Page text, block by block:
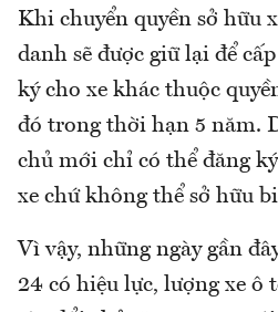
Khi chuyển quyền sở hữu
danh sẽ được giữ lại để
ký cho xe khác thuộc
đó trong thời hạn 5 năm.
chủ mới chỉ có thể đăng
xe chứ không thể sở hữu
Vì vậy, những ngày gần
24 có hiệu lực, lượng xe ô